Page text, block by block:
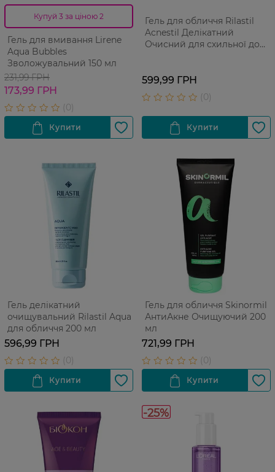
Купуй 3 за ціною 2
Гель для вмивання Lirene
Aqua Bubbles
Зволожувальний 150 мл
231,99 ГРН
173,99 ГРН
Гель для обличчя Rilastil
Acnestil Делікатний
Очисний для схильної до
599,99 ГРН
Гель делікатний
очищувальний Rilastil Aqua
для обличчя 200 мл
596,99 ГРН
Гель для обличчя Skinormil
АнтиАкне Очищуючий 200
мл
721,99 ГРН
-25%